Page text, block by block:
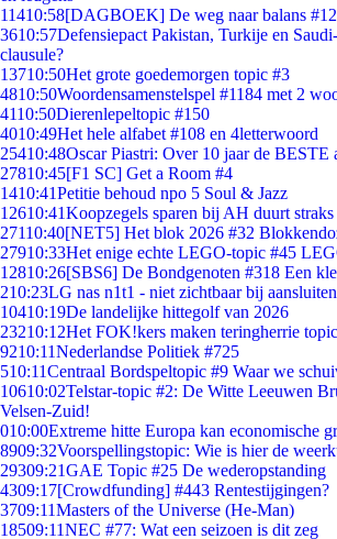
11410:58[DAGBOEK] De weg naar balans #12
3610:57Defensiepact Pakistan, Turkije en
clausule?
13710:50Het grote goedemorgen topic #3
4810:50Woordensamenstelspel #1184 met 2
4110:50Dierenlepeltopic #150
4010:49Het hele alfabet #108 en 4letterwoord
25410:48Oscar Piastri: Over 10 jaar de BESTE
27810:45[F1 SC] Get a Room #4
1410:41Petitie behoud npo 5 Soul & Jazz
12610:41Koopzegels sparen bij AH duurt
27110:40[NET5] Het blok 2026 #32
27910:33Het enige echte LEGO-topic #45
12810:26[SBS6] De Bondgenoten #318 Een
210:23LG nas n1t1 - niet zichtbaar bij aansluiten
10410:19De landelijke hittegolf van 2026
23210:12Het FOK!kers maken teringherrie topic
9210:11Nederlandse Politiek #725
510:11Centraal Bordspeltopic #9 Waar we
10610:02Telstar-topic #2: De Witte Leeuwen
Velsen-Zuid!
010:00Extreme hitte Europa kan economische
8909:32Voorspellingstopic: Wie is hier de
29309:21GAE Topic #25 De wederopstanding
4309:17[Crowdfunding] #443 Rentestijgingen?
3709:11Masters of the Universe (He-Man)
18509:11NEC #77: Wat een seizoen is dit zeg